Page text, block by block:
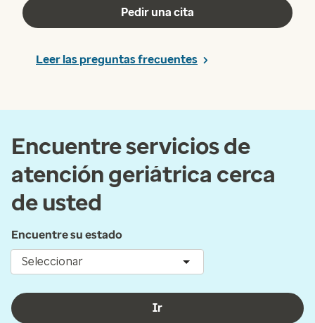
Pedir una cita
Leer las preguntas frecuentes
Encuentre servicios de
atención geriátrica cerca
de usted
Encuentre su estado
Seleccionar
Ir